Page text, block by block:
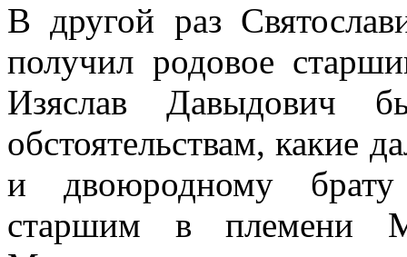
В другой раз
получил родовое
Изяслав Давыдович
обстоятельствам, какие
и двоюродному
старшим в племени